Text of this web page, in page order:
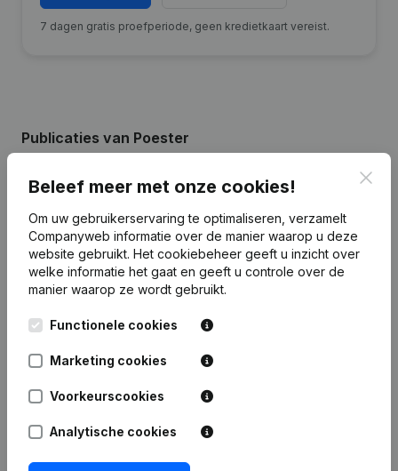
7 dagen gratis proefperiode, geen kredietkaart vereist.
Publicaties van Poester
Datum Publicatie
22-10-2024 Maatschappelijke Zetel
24-07-2023 Maatschappelijke Zetel
Rubriek Oprichting (Nieuwe
Beleef meer met onze cookies!
Om uw gebruikerservaring te optimaliseren, verzamelt
Companyweb informatie over de manier waarop u deze
website gebruikt. Het cookiebeheer geeft u inzicht over
welke informatie het gaat en geeft u controle over de
manier waarop ze wordt gebruikt.
Functionele cookies
Marketing cookies
Voorkeurscookies
Analytische cookies